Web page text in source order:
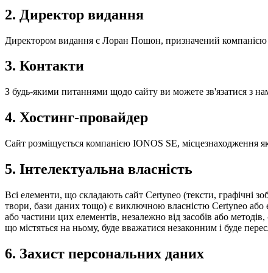
2. Директор видання
Директором видання є Лоран Пошон, призначений
3. Контакти
З будь-якими питаннями щодо сайту ви можете зв'язатися з
4. Хостинг-провайдер
Сайт розміщується компанією IONOS SE, місцезнаходження
5. Інтелектуальна власність
Всі елементи, що складають сайт Certyneo (тексти, графічні
твори, бази даних тощо) є виключною власністю Certyneo або
або частини цих елементів, незалежно від засобів або
що містяться на ньому, буде вважатися незаконним і буде
6. Захист персональних даних